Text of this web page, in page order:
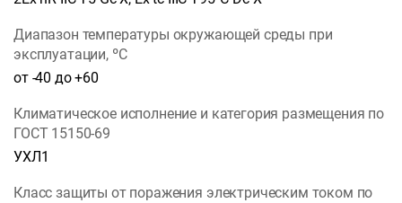
Диапазон температуры окружающей среды при
эксплуатации, ºС
от -40 до +60
Климатическое исполнение и категория размещения по
ГОСТ 15150-69
УХЛ1
Класс защиты от поражения электрическим током по